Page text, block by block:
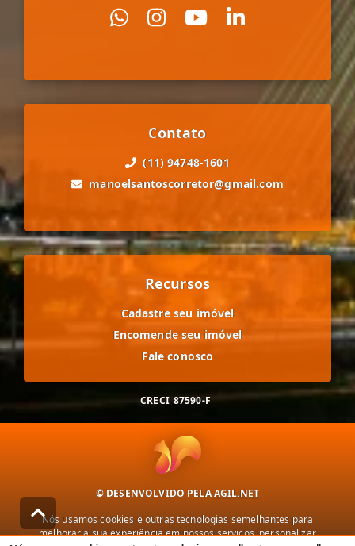
Contato
(11) 94748-1601
manoelsantoscorretor@gmail.com
Recursos
Cadastre seu imóvel
Encomende seu imóvel
Fale conosco
CRECI 87590-F
© DESENVOLVIDO PELAAGIL.NET
Nós usamos cookies e outras tecnologias semelhantes para
melhorar a sua experiência em nossos serviços, personalizar